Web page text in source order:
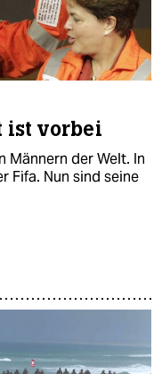
ist vorbei
Männern der Welt. In
Fifa. Nun sind seine